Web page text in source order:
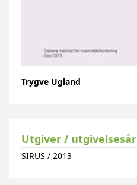
Trygve Ugland
Utgiver / utgivelsesår
SIRUS / 2013